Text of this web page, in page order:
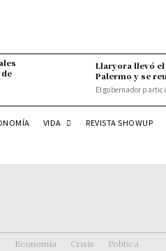
Llaryora llevó
Palermo y se
El gobernador
VIDA REVISTA SHOWUP
Economía Crisis Politica